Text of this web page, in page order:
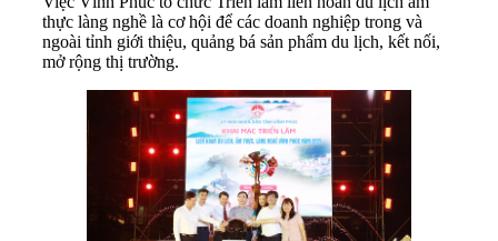
thực làng nghề là cơ hội để các doanh nghiệp trong và
ngoài tỉnh giới thiệu, quảng bá sản phẩm du lịch, kết nối,
mở rộng thị trường.